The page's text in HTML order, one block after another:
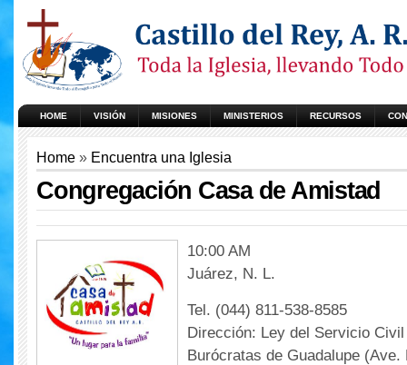
HOME VISIÓN MISIONES MINISTERIOS RECURSOS
Home » Encuentra una Iglesia
Congregación Casa de Amistad
10:00 AM
Juárez, N. L.
Tel. (044) 811-538-8585
Dirección: Ley del Servicio
Burócratas de Guadalupe